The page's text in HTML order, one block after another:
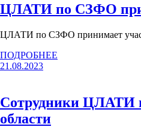
ЦЛАТИ по СЗФО
ЦЛАТИ по СЗФО принимает
ПОДРОБНЕЕ
21.08.2023
Сотрудники ЦЛАТИ
области